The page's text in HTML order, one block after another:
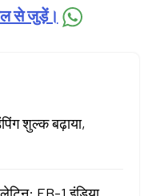
से जुड़ें।
शुल्क बढ़ाया,